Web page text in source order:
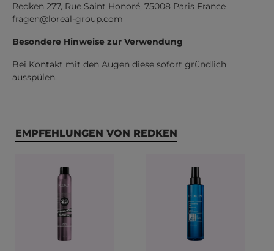
Redken 277, Rue Saint Honoré, 75008 Paris France
fragen@loreal-group.com
Besondere Hinweise zur Verwendung
Bei Kontakt mit den Augen diese sofort gründlich
ausspülen.
Produktgalerie überspringen
EMPFEHLUNGEN VON REDKEN